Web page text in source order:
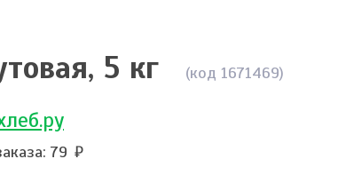
5 кг (код 1671469)
79